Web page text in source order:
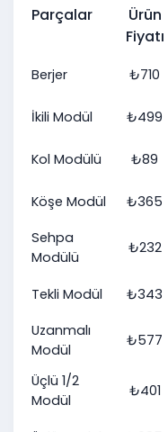
Parçalar
Ürün
Fiyatı
Berjer ₺710
İkili Modül ₺499
Kol Modülü ₺89
Köşe Modül ₺365
Sehpa
Modülü
₺232
Tekli Modül ₺343
Uzanmalı
Modül
₺577
Üçlü 1/2
Modül
₺401